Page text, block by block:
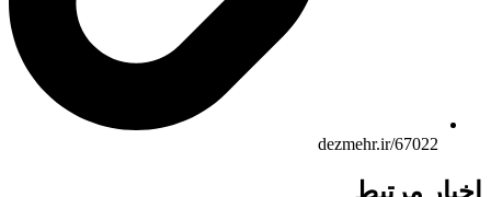
dezmehr.ir/67022